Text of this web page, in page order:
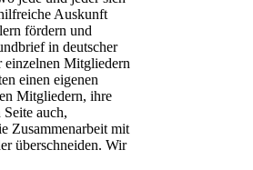
Auskunft
fördern und
in deutscher
einzelnen Mitgliedern
einen eigenen
Mitgliedern, ihre
Seite auch,
Zusammenarbeit mit
überschneiden. Wir